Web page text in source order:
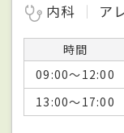
内科
ア
時間
09:00～12:00
13:00～17:00